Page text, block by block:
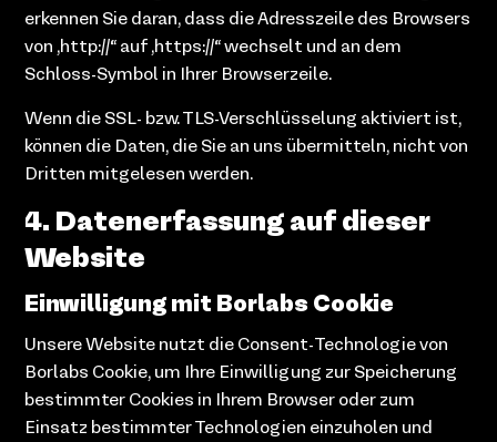
erkennen Sie daran, dass die Adresszeile des Browsers
von „http://“ auf „https://“ wechselt und an dem
Schloss-Symbol in Ihrer Browserzeile.
Wenn die SSL- bzw. TLS-Verschlüsselung aktiviert ist,
können die Daten, die Sie an uns übermitteln, nicht von
Dritten mitgelesen werden.
4. Datenerfassung auf dieser
Website
Einwilligung mit Borlabs Cookie
Unsere Website nutzt die Consent-Technologie von
Borlabs Cookie, um Ihre Einwilligung zur Speicherung
bestimmter Cookies in Ihrem Browser oder zum
Einsatz bestimmter Technologien einzuholen und